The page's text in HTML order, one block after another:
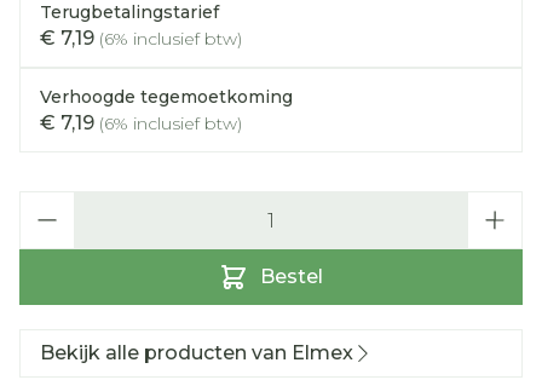
Terugbetalingstarief
€ 7,19 (6% inclusief btw)
Verhoogde tegemoetkoming
€ 7,19 (6% inclusief btw)
Bestel
Bekijk alle producten van Elmex